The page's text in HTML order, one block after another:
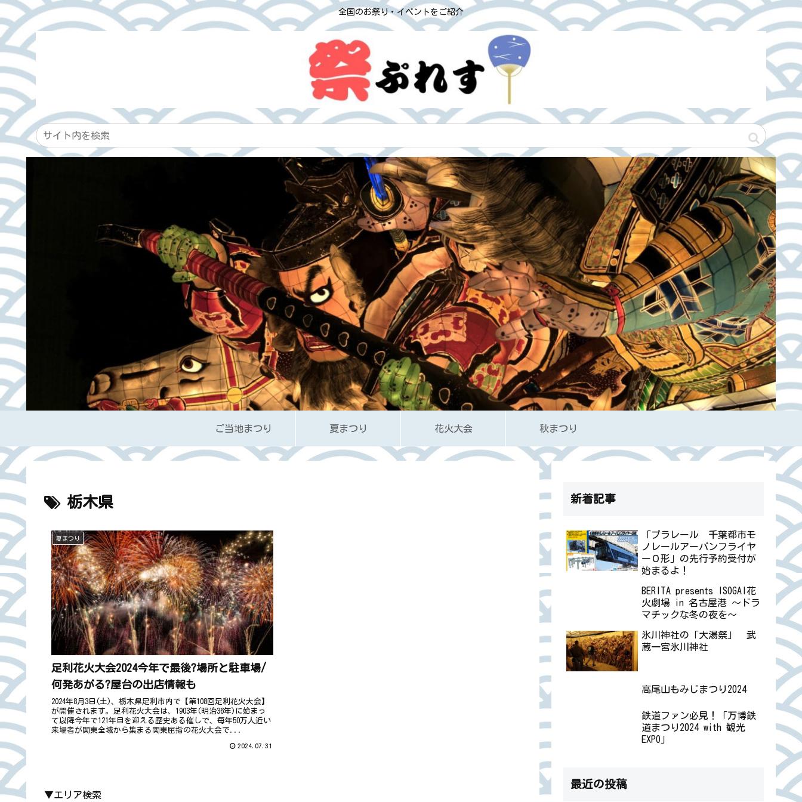
全国のお祭り・イベントをご紹介
ご当地まつり 夏まつり 花火大会 秋まつり
栃木県
夏まつり
足利花火大会2024今年で最後?場所と駐車場/
何発あがる?屋台の出店情報も
2024年8月3日(土)、栃木県足利市内で【第108回足利花火大会】
が開催されます。足利花火大会は、1903年(明治36年)に始まっ
て以降今年で121年目を迎える歴史ある催しで、毎年50万人近い
来場者が関東全域から集まる関東屈指の花火大会で...
2024.07.31
▼エリア検索
新着記事
「プラレール 千葉都市モ
ノレールアーバンフライヤ
ー０形」の先行予約受付が
始まるよ！
BERITA presents ISOGAI花
火劇場 in 名古屋港 ～ドラ
マチックな冬の夜を～
氷川神社の「大湯祭」 武
蔵一宮氷川神社
高尾山もみじまつり2024
鉄道ファン必見！「万博鉄
道まつり2024 with 観光
EXPO」
最近の投稿